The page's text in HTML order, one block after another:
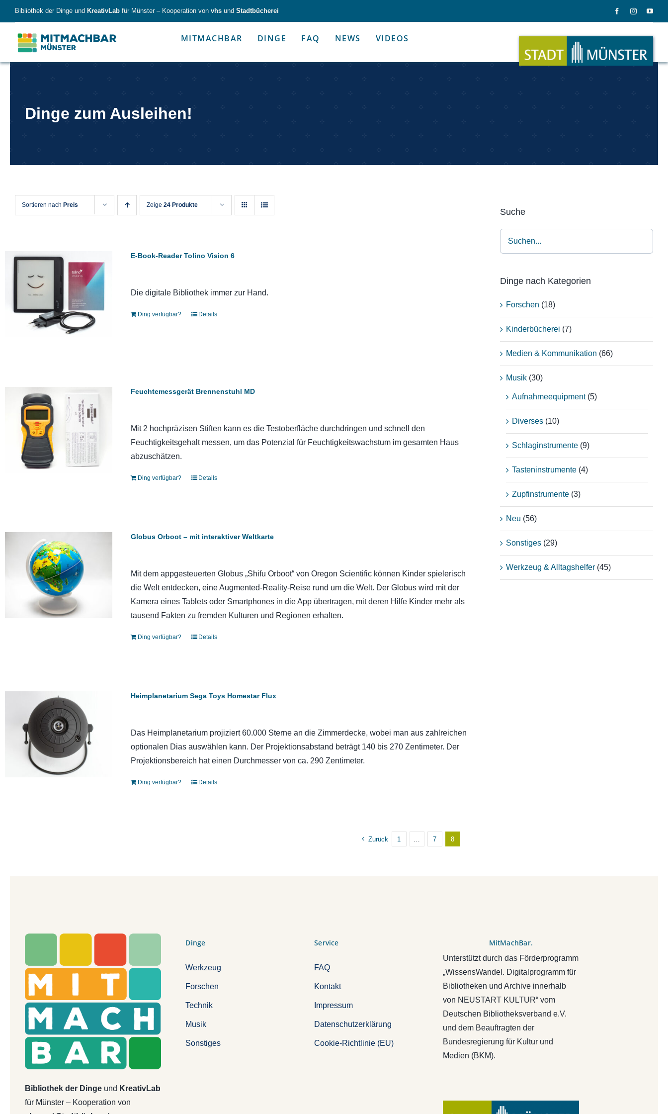
content
Bibliothek der Dinge und KreativLab für Münster – Kooperation von vhs und Stadtbücherei
MITMACHBAR DINGE
Forschen
Forschen
Alles für kleine & große Entdecker.
Werkzeug & Alltagshelfer
Werkzeug & Altagshelfer
Nimm die Dinge selbst in die Hand.
Medien & Kommunikation Musik
Alles zum Tasten, Zupfen, Schlagen.
FAQ NEWS VIDEOS
Dinge zum Ausleihen!
Sortieren nach Preis Zeige 24 Produkte
E-Book-Reader Tolino Vision 6
Die digitale Bibliothek immer zur Hand.
Ding verfügbar? Details
Feuchtemessgerät Brennenstuhl MD
Mit 2 hochpräzisen Stiften kann es die Testoberfläche durchdringen und schnell den
Feuchtigkeitsgehalt messen, um das Potenzial für Feuchtigkeitswachstum im gesamten Haus
abzuschätzen.
Ding verfügbar? Details
Globus Orboot – mit interaktiver Weltkarte
Mit dem appgesteuerten Globus „Shifu Orboot“ von Oregon Scientific können Kinder spielerisch
die Welt entdecken, eine Augmented-Reality-Reise rund um die Welt. Der Globus wird mit der
Kamera eines Tablets oder Smartphones in die App übertragen, mit deren Hilfe Kinder mehr als
tausend Fakten zu fremden Kulturen und Regionen erhalten.
Ding verfügbar? Details
Heimplanetarium Sega Toys Homestar Flux
Das Heimplanetarium projiziert 60.000 Sterne an die Zimmerdecke, wobei man aus zahlreichen
optionalen Dias auswählen kann. Der Projektionsabstand beträgt 140 bis 270 Zentimeter. Der
Projektionsbereich hat einen Durchmesser von ca. 290 Zentimeter.
Ding verfügbar? Details
Zurück 1 7 8
Suche
Dinge nach Kategorien
Forschen (18)
Kinderbücherei (7)
Medien & Kommunikation (66)
Musik (30)
Aufnahmeequipment (5)
Diverses (10)
Schlaginstrumente (9)
Tasteninstrumente (4)
Zupfinstrumente (3)
Neu (56)
Sonstiges (29)
Werkzeug & Alltagshelfer (45)
Bibliothek der Dingeund KreativLab
für Münster – Kooperation von
Dinge
Werkzeug
Forschen
Technik
Musik
Sonstiges
Service
FAQ
Kontakt
Impressum
Datenschutzerklärung
Cookie-Richtlinie (EU)
MitMachBar.
Unterstützt durch das Förderprogramm
„WissensWandel. Digitalprogramm für
Bibliotheken und Archive innerhalb
von NEUSTART KULTUR“ vom
Deutschen Bibliotheksverband e.V.
und dem Beauftragten der
Bundesregierung für Kultur und
Medien (BKM).